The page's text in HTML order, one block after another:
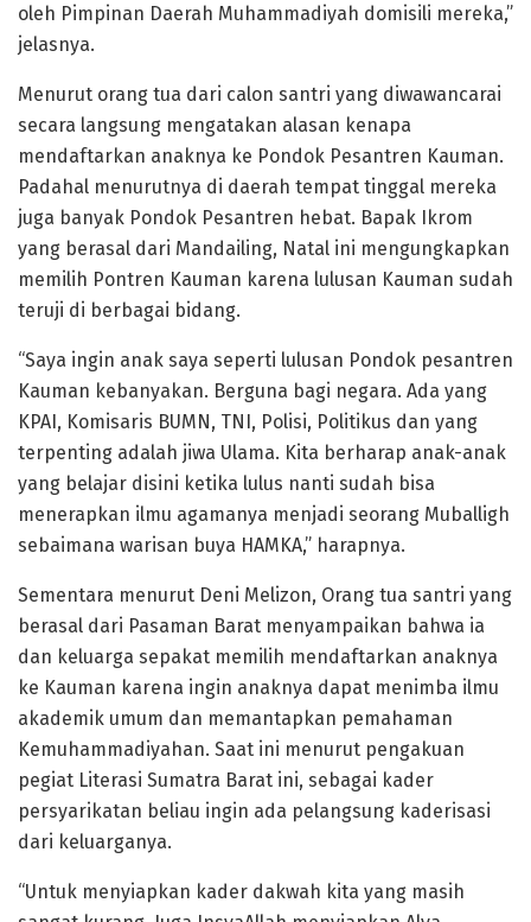
oleh Pimpinan Daerah Muhammadiyah domisili mereka,”
jelasnya.
Menurut orang tua dari calon santri yang diwawancarai
secara langsung mengatakan alasan kenapa
mendaftarkan anaknya ke Pondok Pesantren Kauman.
Padahal menurutnya di daerah tempat tinggal mereka
juga banyak Pondok Pesantren hebat. Bapak Ikrom
yang berasal dari Mandailing, Natal ini mengungkapkan
memilih Pontren Kauman karena lulusan Kauman sudah
teruji di berbagai bidang.
“Saya ingin anak saya seperti lulusan Pondok pesantren
Kauman kebanyakan. Berguna bagi negara. Ada yang
KPAI, Komisaris BUMN, TNI, Polisi, Politikus dan yang
terpenting adalah jiwa Ulama. Kita berharap anak-anak
yang belajar disini ketika lulus nanti sudah bisa
menerapkan ilmu agamanya menjadi seorang Muballigh
sebaimana warisan buya HAMKA,” harapnya.
Sementara menurut Deni Melizon, Orang tua santri yang
berasal dari Pasaman Barat menyampaikan bahwa ia
dan keluarga sepakat memilih mendaftarkan anaknya
ke Kauman karena ingin anaknya dapat menimba ilmu
akademik umum dan memantapkan pemahaman
Kemuhammadiyahan. Saat ini menurut pengakuan
pegiat Literasi Sumatra Barat ini, sebagai kader
persyarikatan beliau ingin ada pelangsung kaderisasi
dari keluarganya.
“Untuk menyiapkan kader dakwah kita yang masih